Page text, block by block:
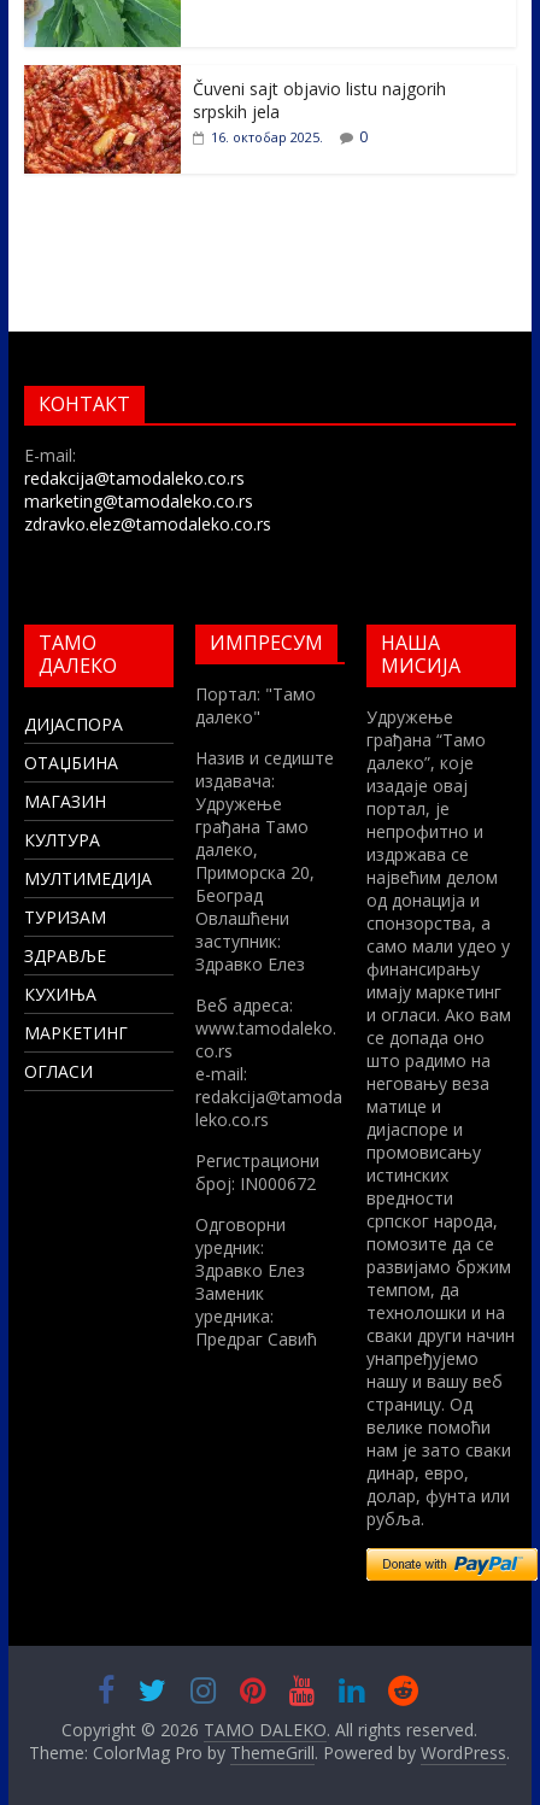
Čuveni sajt objavio listu najgorih
srpskih jela
16. октобар 2025. 0
КОНТАКТ
E-mail:
redakcija@tamodaleko.co.rs
marketing@tamodaleko.co.rs
zdravko.elez@tamodaleko.co.rs
ТАМО
ДАЛЕКО
ДИЈАСПОРА
ОТАЏБИНА
МАГАЗИН
КУЛТУРА
МУЛТИМЕДИЈА
ТУРИЗАМ
ЗДРАВЉЕ
КУХИЊА
МАРКЕТИНГ
ОГЛАСИ
ИМПРЕСУМ
Портал: "Тамо
далеко"
Назив и седиште
издавача:
Удружење
грађана Тамо
далеко,
Приморска 20,
Београд
Овлашћени
заступник:
Здравко Елез
Вeб адреса:
www.tamodaleko.
co.rs
e-mail:
redakcija@tamoda
leko.co.rs
Регистрациони
број: IN000672
Одговорни
уредник:
Здравко Елез
Заменик
уредника:
Предраг Савић
НАША
МИСИЈА
Удружење
грађана “Тамо
далеко”, које
изадаје овај
портал, је
непрофитно и
издржава се
највећим делом
од донација и
спонзорства, а
само мали удео у
финансирању
имају маркетинг
и огласи. Ако вам
се допада оно
што радимо на
неговању веза
матице и
дијаспоре и
промовисању
истинских
вредности
српског народа,
помозите да се
развијамо бржим
темпом, да
технолошки и на
сваки други начин
унапређујемо
нашу и вашу веб
страницу. Од
велике помоћи
нам је зато сваки
динар, евро,
долар, фунта или
рубља.
Copyright © 2026 TAMO DALEKO. All rights reserved.
Theme: ColorMag Pro by ThemeGrill. Powered byWordPress.